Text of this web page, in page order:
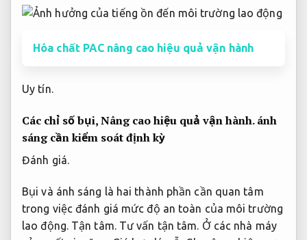
Hóa chất PAC nâng cao hiệu quả vận hành
Uy tín.
Các chỉ số bụi,Nâng cao hiệu quả vận hành.ánh
sáng cần kiểm soát định kỳ
Đánh giá.
Bụi và ánh sáng là hai thành phần cần quan tâm
trong việc đánh giá mức độ an toàn của môi trường
lao động. Tận tâm. Tư vấn tận tâm. Ở các nhà máy